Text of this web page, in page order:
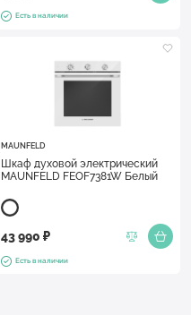
Есть в наличии
MAUNFELD
Шкаф духовой электрический
MAUNFELD FEOF7381W Белый
43 990 ₽
Есть в наличии